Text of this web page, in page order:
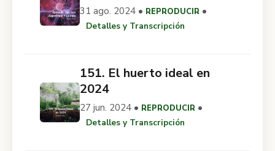
31 ago. 2024 • REPRODUCIR •
Detalles y Transcripción
151. El huerto ideal en
2024
27 jun. 2024 • REPRODUCIR •
Detalles y Transcripción